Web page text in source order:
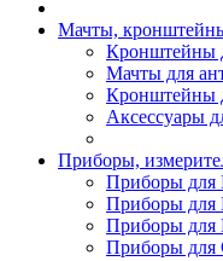
Мачты,
Кронштейны
Мачты для
Кронштейны
Аксессуары
Приборы,
Приборы для
Приборы для
Приборы для
Приборы для